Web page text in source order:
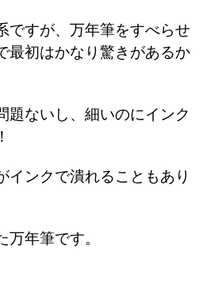
ですが、万年筆をすべらせ
最初はかなり驚きがあるか
題ないし、細いのにインク
インクで潰れることもあり
万年筆です。